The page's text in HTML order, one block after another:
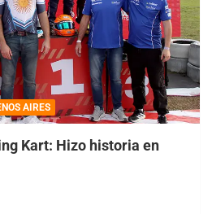
AIRES
Kart: Hizo historia en